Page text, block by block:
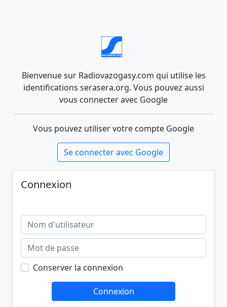
Bienvenue sur Radiovazogasy.com qui utilise les
identifications serasera.org. Vous pouvez aussi
vous connecter avec Google
Vous pouvez utiliser votre compte Google
Se connecter avec Google
Connexion
Conserver la connexion
Connexion